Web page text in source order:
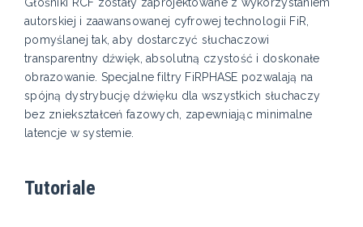
Głośniki RCF zostały zaprojektowane z wykorzystaniem
autorskiej i zaawansowanej cyfrowej technologii FiR,
pomyślanej tak, aby dostarczyć słuchaczowi
transparentny dźwięk, absolutną czystość i doskonałe
obrazowanie. Specjalne filtry FiRPHASE pozwalają na
spójną dystrybucję dźwięku dla wszystkich słuchaczy
bez zniekształceń fazowych, zapewniając minimalne
latencje w systemie.
Tutoriale